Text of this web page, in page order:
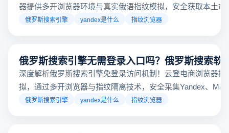
器提供多开浏览器环境与真实俄语指纹模拟，安全获取本土市
据，助力跨境电商精准决策。
俄罗斯搜索引擎 yandex是什么 指纹浏览器
俄罗斯搜索引擎无需登录入口吗？俄罗斯搜索软
深度解析俄罗斯搜索引擎免登录访问机制！云登电商浏览器
拟，通过多开浏览器与指纹隔离技术，安全采集Yandex、
跨境电商本土化运营。
俄罗斯搜索引擎 yandex是什么 指纹浏览器